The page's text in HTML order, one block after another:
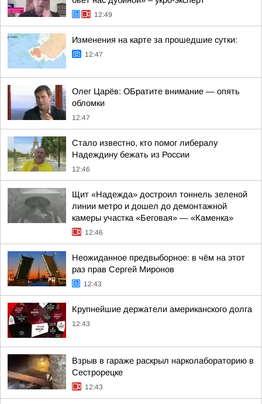
12:49
Изменения на карте за прошедшие сутки:
12:47
Олег Царёв: ОБратите внимание — опять
обломки
12:47
Стало известно, кто помог либералу
Надеждину бежать из России
12:46
Щит «Надежда» достроил тоннель зеленой
линии метро и дошел до демонтажной
камеры участка «Беговая» — «Каменка»
12:46
Неожиданное предвыборное: в чём на этот
раз прав Сергей Миронов
12:43
Крупнейшие держатели американского долга
12:43
Взрыв в гараже раскрыл нарколабораторию в
Сестрорецке
12:43